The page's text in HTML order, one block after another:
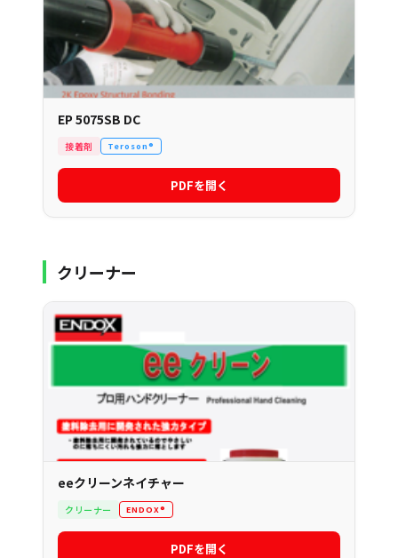
EP 5075SB DC
接着剤 Teroson®
PDFを開く
クリーナー
eeクリーンネイチャー
クリーナー ENDOX®
PDFを開く